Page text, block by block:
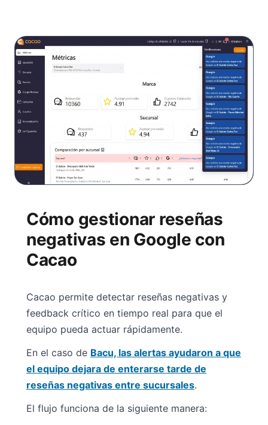
Cómo gestionar reseñas
negativas en Google con
Cacao
Cacao permite detectar reseñas negativas y
feedback crítico en tiempo real para que el
equipo pueda actuar rápidamente.
En el caso de Bacu, las alertas ayudaron a que
el equipo dejara de enterarse tarde de
reseñas negativas entre sucursales.
El flujo funciona de la siguiente manera: